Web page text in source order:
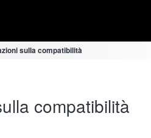
sulla compatibilità
compatibilità